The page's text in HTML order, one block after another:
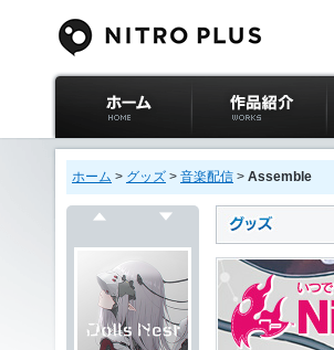
ニトロプラス公式
サイト ホーム
作品紹介
ホーム > グッズ > 音楽配信 > Assemble